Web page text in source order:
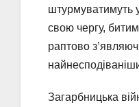
штурмуватимуть
свою чергу,
раптово
Загарбницька